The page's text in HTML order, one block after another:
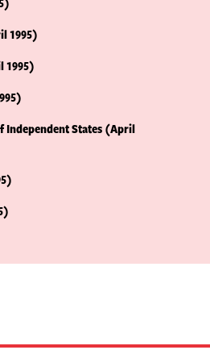
1995)
1995)
Independent States (April